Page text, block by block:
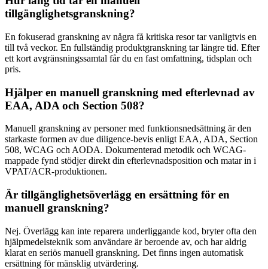
tillgänglighetsgranskning?
En fokuserad granskning av några få kritiska resor tar vanligtvis en
till två veckor. En fullständig produktgranskning tar längre tid. Efter
ett kort avgränsningssamtal får du en fast omfattning, tidsplan och
pris.
Hjälper en manuell granskning med efterlevnad av
EAA, ADA och Section 508?
Manuell granskning av personer med funktionsnedsättning är den
starkaste formen av due diligence-bevis enligt EAA, ADA, Section
508, WCAG och AODA. Dokumenterad metodik och WCAG-
mappade fynd stödjer direkt din efterlevnadsposition och matar in i
VPAT/ACR-produktionen.
Är tillgänglighetsöverlägg en ersättning för en
manuell granskning?
Nej. Överlägg kan inte reparera underliggande kod, bryter ofta den
hjälpmedelsteknik som användare är beroende av, och har aldrig
klarat en seriös manuell granskning. Det finns ingen automatisk
ersättning för mänsklig utvärdering.